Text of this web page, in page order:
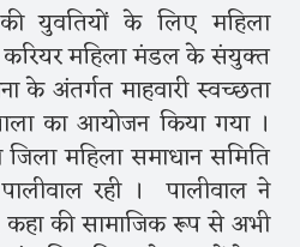
की युवतियों के लिए महिला
करियर महिला मंडल के संयुक्त
के अंतर्गत माहवारी स्वच्छता
का आयोजन किया गया ।
महिला समाधान समिति
रही । पालीवाल ने
की सामाजिक रूप से अभी